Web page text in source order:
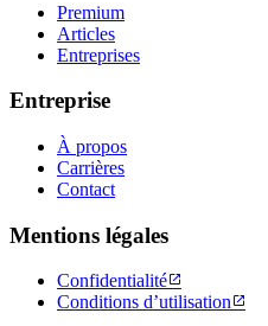
Premium
Articles
Entreprises
Entreprise
À propos
Carrières
Contact
Mentions légales
Confidentialité
Conditions d’utilisation